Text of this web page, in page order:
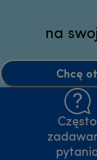
na
Chcę
Często